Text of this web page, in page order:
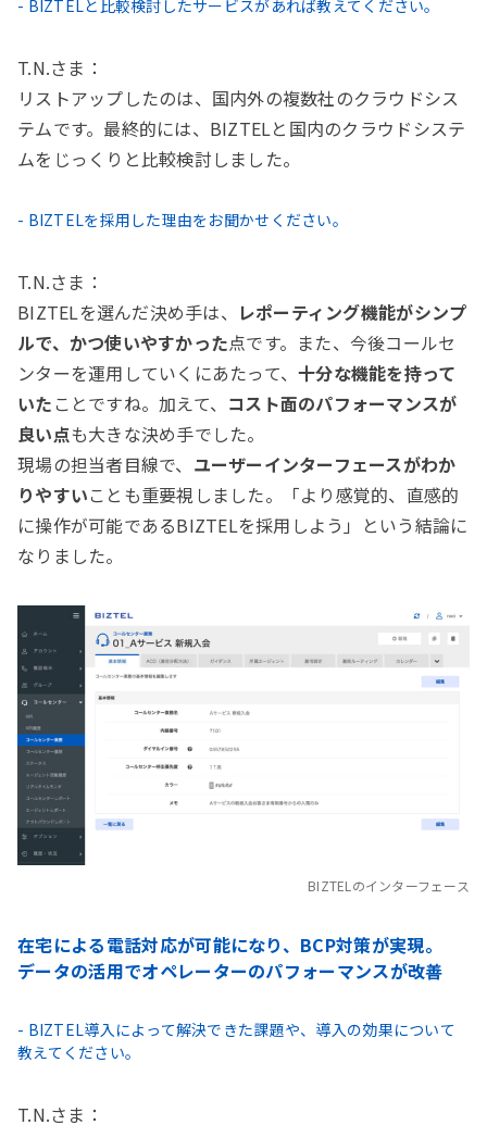
- BIZTELと比較検討したサービスがあれば教えてください。
T.N.さま：
リストアップしたのは、国内外の複数社のクラウドシス
テムです。最終的には、BIZTELと国内のクラウドシステ
ムをじっくりと比較検討しました。
- BIZTELを採用した理由をお聞かせください。
T.N.さま：
BIZTELを選んだ決め手は、 レポーティング機能がシンプ
ルで、かつ使いやすかった点です。また、今後コールセ
ンターを運用していくにあたって、十分な機能を持って
いた ことですね。加えて、 コスト面のパフォーマンスが
良い点も大きな決め手でした。
現場の担当者目線で、 ユーザーインターフェースがわか
りやすいことも重要視しました。「より感覚的、直感的
に操作が可能であるBIZTELを採用しよう」という結論に
なりました。
BIZTELのインターフェース
在宅による電話対応が可能になり、BCP対策が実現。
データの活用でオペレーターのパフォーマンスが改善
- BIZTEL導入によって解決できた課題や、導入の効果について
教えてください。
T.N.さま：